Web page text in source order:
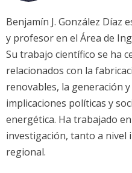
Benjamín J. González Díaz
y profesor en el Área de
Su trabajo científico se ha
relacionados con la
renovables, la generación
implicaciones políticas y
energética. Ha trabajado
investigación, tanto a nivel
regional.